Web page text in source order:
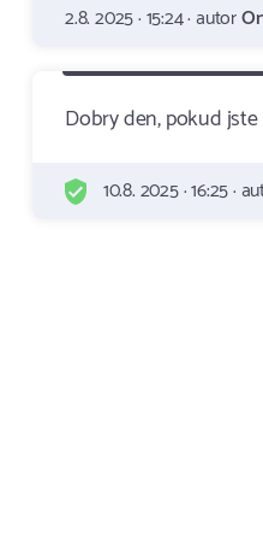
2.8. 2025 · 15:24 · autor
Dobry den, pokud
10.8. 2025 · 16:25 ·